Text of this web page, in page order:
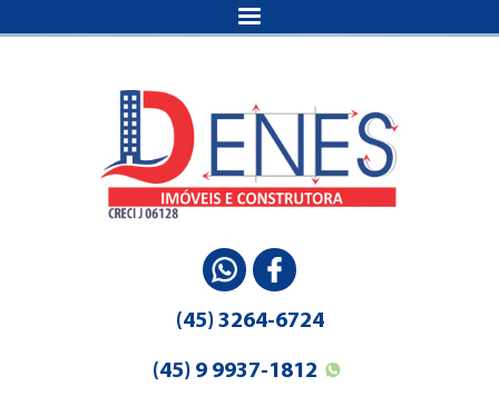
(45) 3264-6724
(45) 9 9937-1812